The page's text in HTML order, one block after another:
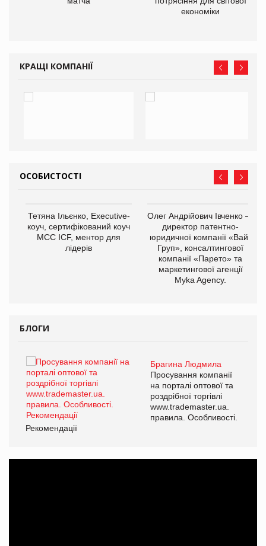
економіки
КРАЩІ КОМПАНІЇ
ОСОБИСТОСТІ
Тетяна Ільєнко, Executive-
коуч, сертифікований коуч
МСС ICF, ментор для
лідерів
Олег Андрійович Івченко —
директор патентно-
юридичної компанії «Вайз
Груп», консалтингової
компанії «Парето» та
маркетингової агенції
Myka Agency.
БЛОГИ
Брагина Людмила
Просування компанії
на порталі оптової та
роздрібної торгівлі
www.trademaster.ua.
правила. Особливості.
Рекомендації